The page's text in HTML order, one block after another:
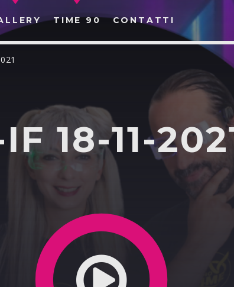
TIME 90 CONTATTI
NEL SITO WEB:
18-11-